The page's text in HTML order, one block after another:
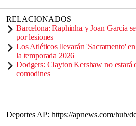
RELACIONADOS
Barcelona: Raphinha y Joan García
por lesiones
Los Atléticos llevarán 'Sacramento' en
la temporada 2026
Dodgers: Clayton Kershaw no estará
comodines
Deportes AP: https://apnews.com/hub/